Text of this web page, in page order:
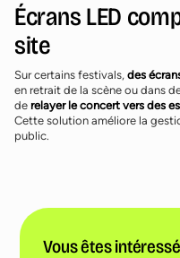
Écrans LED
site
Sur certains festivals, des
en retrait de la scène ou dans
de relayer le concert vers des
Cette solution améliore la
public.
Vous êtes